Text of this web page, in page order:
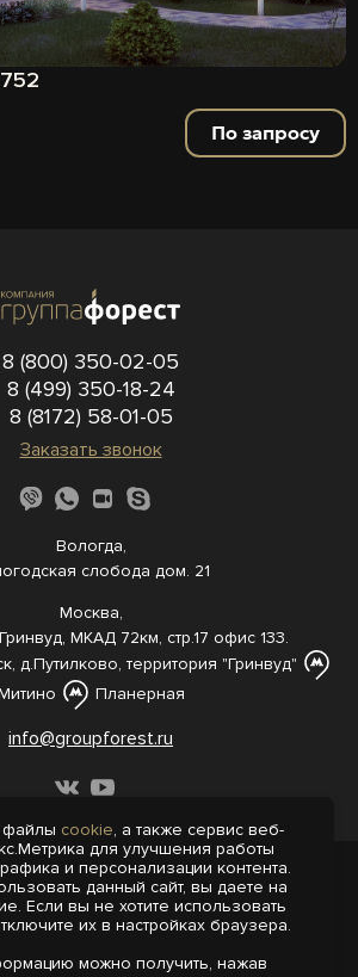
По запросу
8 (800) 350-02-05
8 (499) 350-18-24
8 (8172) 58-01-05
Заказать звонок
Вологда,
слобода дом. 21
Москва,
МКАД 72км, стр.17 офис 133.
д.Путилково, территория "Гринвуд"
Планерная
info@groupforest.ru
, 2026 Все права защищены
представленная на сайте,
публичной офертой.
cookie, а также сервис веб-
для улучшения работы
и персонализации контента.
данный сайт, вы даете на
Если вы не хотите использовать
их в настройках браузера.
можно получить, нажав